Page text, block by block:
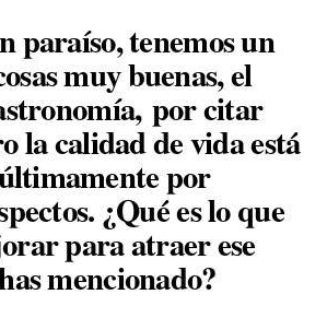
paraíso, tenemos un
muy buenas, el
por citar
la calidad de vida está
por
¿Qué es lo que
para atraer ese
mencionado?